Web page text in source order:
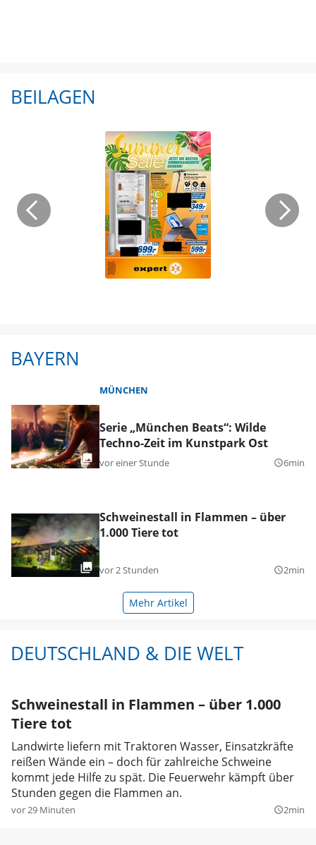
BEILAGEN
BAYERN
MÜNCHEN
Serie „München Beats“: Wilde
Techno-Zeit im Kunstpark Ost
vor einer Stunde query_builder6min
Schweinestall in Flammen – über
1.000 Tiere tot
vor 2 Stunden query_builder2min
Mehr Artikel
DEUTSCHLAND & DIE WELT
Schweinestall in Flammen – über 1.000
Tiere tot
Landwirte liefern mit Traktoren Wasser, Einsatzkräfte
reißen Wände ein – doch für zahlreiche Schweine
kommt jede Hilfe zu spät. Die Feuerwehr kämpft über
Stunden gegen die Flammen an.
vor 29 Minuten query_builder2min